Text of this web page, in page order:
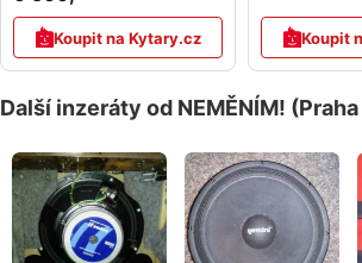
Koupit na Kytary.cz Koupit
Další inzeráty od NEMĚNÍM!